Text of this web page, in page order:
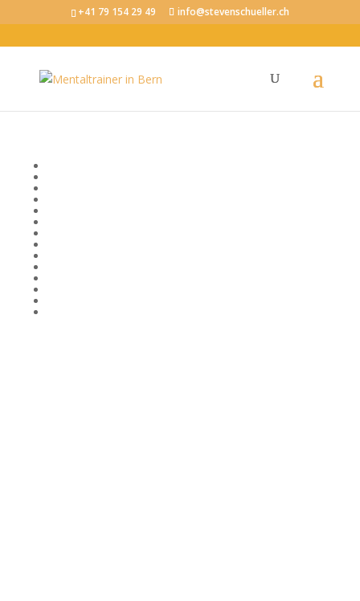
+41 79 154 29 49 info@stevenschueller.ch
Kategorie: Kommunikation